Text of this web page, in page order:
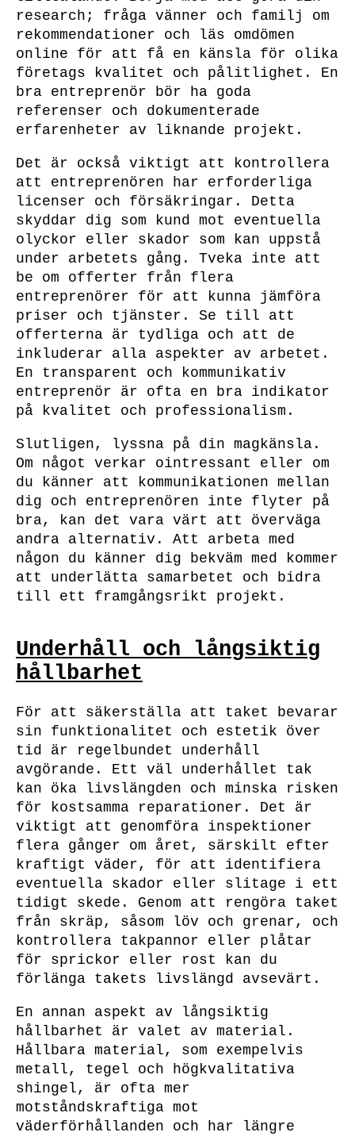
research; fråga vänner och familj om
rekommendationer och läs omdömen
online för att få en känsla för olika
företags kvalitet och pålitlighet. En
bra entreprenör bör ha goda
referenser och dokumenterade
erfarenheter av liknande projekt.
Det är också viktigt att kontrollera
att entreprenören har erforderliga
licenser och försäkringar. Detta
skyddar dig som kund mot eventuella
olyckor eller skador som kan uppstå
under arbetets gång. Tveka inte att
be om offerter från flera
entreprenörer för att kunna jämföra
priser och tjänster. Se till att
offerterna är tydliga och att de
inkluderar alla aspekter av arbetet.
En transparent och kommunikativ
entreprenör är ofta en bra indikator
på kvalitet och professionalism.
Slutligen, lyssna på din magkänsla.
Om något verkar ointressant eller om
du känner att kommunikationen mellan
dig och entreprenören inte flyter på
bra, kan det vara värt att överväga
andra alternativ. Att arbeta med
någon du känner dig bekväm med kommer
att underlätta samarbetet och bidra
till ett framgångsrikt projekt.
Underhåll och långsiktig
hållbarhet
För att säkerställa att taket bevarar
sin funktionalitet och estetik över
tid är regelbundet underhåll
avgörande. Ett väl underhållet tak
kan öka livslängden och minska risken
för kostsamma reparationer. Det är
viktigt att genomföra inspektioner
flera gånger om året, särskilt efter
kraftigt väder, för att identifiera
eventuella skador eller slitage i ett
tidigt skede. Genom att rengöra taket
från skräp, såsom löv och grenar, och
kontrollera takpannor eller plåtar
för sprickor eller rost kan du
förlänga takets livslängd avsevärt.
En annan aspekt av långsiktig
hållbarhet är valet av material.
Hållbara material, som exempelvis
metall, tegel och högkvalitativa
shingel, är ofta mer
motståndskraftiga mot
väderförhållanden och har längre